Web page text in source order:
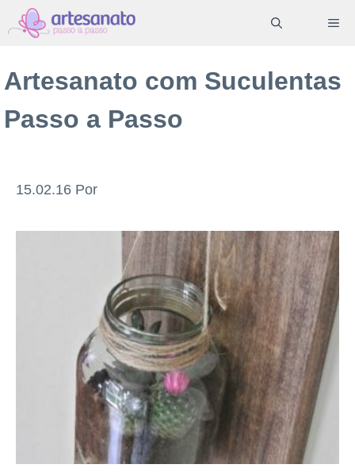
Pular
para
conteúdo
Artesanato com Suculentas
Passo a Passo
15.02.16 Por